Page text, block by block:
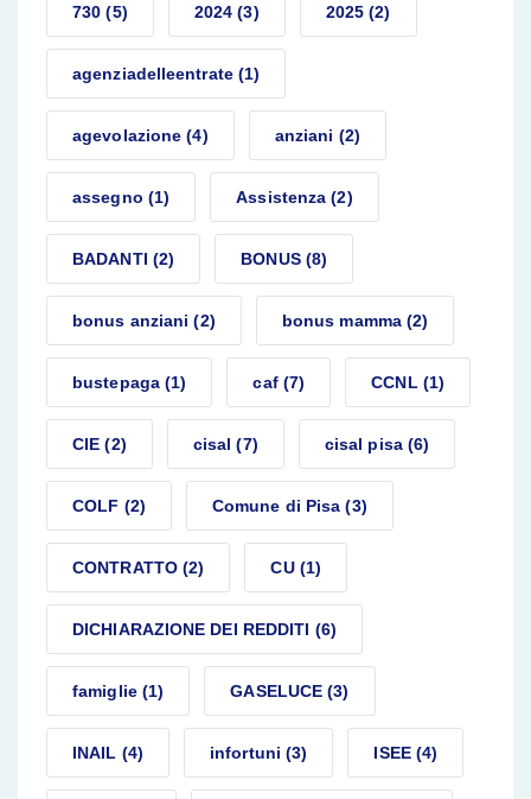
730 (5) 2024 (3) 2025 (2)
agenziadelleentrate(1)
agevolazione (4) anziani (2)
assegno (1) Assistenza (2)
BADANTI (2) BONUS(8)
bonus anziani (2) bonus mamma(2)
bustepaga(1) caf(7) CCNL (1)
CIE (2) cisal (7) cisal pisa(6)
COLF (2) Comune di Pisa (3)
CONTRATTO(2) CU(1)
DICHIARAZIONE DEI REDDITI (6)
famiglie(1) GASELUCE (3)
INAIL (4) infortuni (3) ISEE(4)